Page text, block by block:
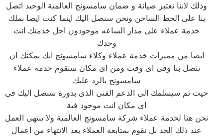
وذلك لاننا نعتبر صيانة و ضمان سامسونج العالمية الوحيد اتصل
بنا على الخط الساخن ونحن سنصل اليك اينما كنت ايضا نملك
خدمة عملاء على مدار الساعه موجودون اجل خدمتك انت
وحدك
ايضا من مميزات خدمة عملاء وكلاء سامسونج انك يمكنك ان
تتصل بنا وفى اى وقت ومن اى مكان ستقوم خدمة عملاء
سامسونج بالرد عليك
حيث ثم سيسلمك الى الدعم الفنى الذى بدورة سنصل اليك فى
اى مكان انت موجود فية
نحن هنا لخدمة عملاء شركة سامسونج العالمية ولا ينتهى العمل
عند ذلك الحد بل نقوم بمتابعه العملاء بعد الانتهاء من اعمال